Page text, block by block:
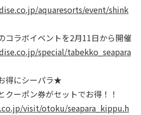
aquaresorts/event/shink
ラボイベントを2月11日から開催
special/tabekko_seapara
得にシーパラ★
クーポン券がセットでお得！！
visit/otoku/seapara_kippu.h